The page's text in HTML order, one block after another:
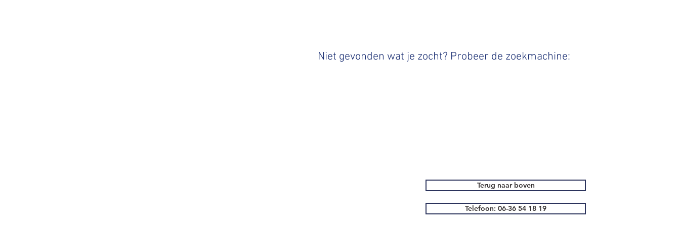
Niet gevonden wat je zocht? Probeer de zoekmachine:
Terug naar boven
Telefoon: 06-36 54 18 19